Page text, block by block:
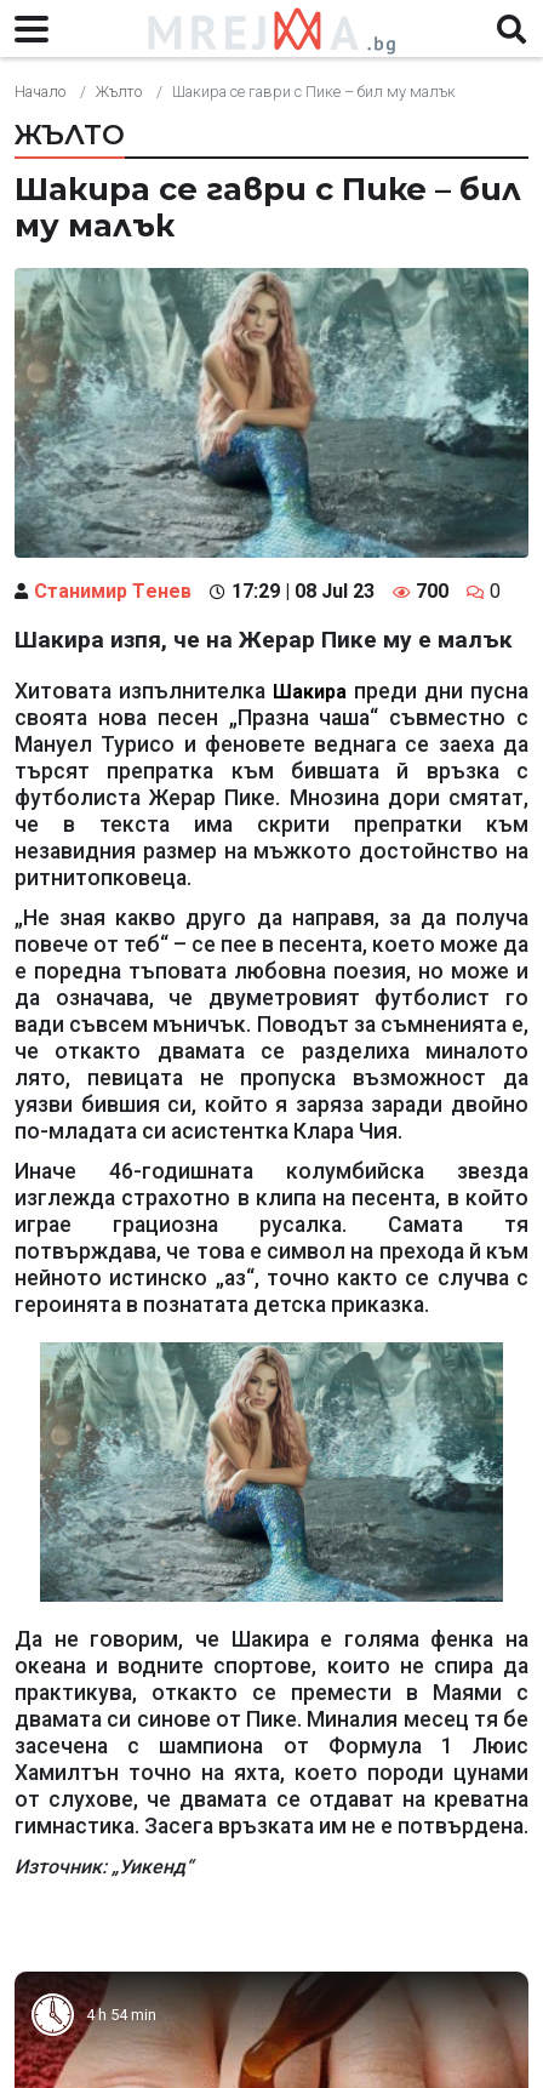
Начало Жълто Шакира се гаври с Пике – бил му малък
ЖЪЛТО
Шакира се гаври с Пике – бил
му малък
Станимир Тeнев 17:29 | 08 Jul 23 700 0
Шакира изпя, че на Жерар Пике му е малък
Хитовата изпълнителка Шакира преди дни пусна
своята нова песен „Празна чаша“ съвместно с
Мануел Турисо и феновете веднага се заеха да
търсят препратка към бившата й връзка с
футболиста Жерар Пике. Мнозина дори смятат,
че в текста има скрити препратки към
незавидния размер на мъжкото достойнство на
ритнитопковеца.
„Не зная какво друго да направя, за да получа
повече от теб“ – се пее в песента, което може да
е поредна тъповата любовна поезия, но може и
да означава, че двуметровият футболист го
вади съвсем мъничък. Поводът за съмненията е,
че откакто двамата се разделиха миналото
лято, певицата не пропуска възможност да
уязви бившия си, който я заряза заради двойно
по-младата си асистентка Клара Чия.
Иначе 46-годишната колумбийска звезда
изглежда страхотно в клипа на песента, в който
играе грациозна русалка. Самата тя
потвърждава, че това е символ на прехода й към
нейното истинско „аз“, точно както се случва с
героинята в познатата детска приказка.
Да не говорим, че Шакира е голяма фенка на
океана и водните спортове, които не спира да
практикува, откакто се премести в Маями с
двамата си синове от Пике. Миналия месец тя бе
засечена с шампиона от Формула 1 Люис
Хамилтън точно на яхта, което породи цунами
от слухове, че двамата се отдават на креватна
гимнастика. Засега връзката им не е потвърдена.
Източник: „Уикенд“
4 h 54 min